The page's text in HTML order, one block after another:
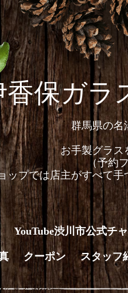
香保ガラ
群馬県の名
お手製グラス
（予約
ップでは店主がすべて
YouTube渋川市公式チ
クーポン スタッフ